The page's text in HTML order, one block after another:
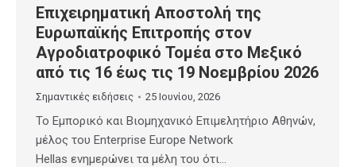
Επιχειρηματική Αποστολή της
Ευρωπαϊκής Επιτροπής στον
Αγροδιατροφικό Τομέα στο Μεξικό
από τις 16 έως τις 19 Νοεμβρίου 2026
Σημαντικές ειδήσεις 25 Ιουνίου, 2026
Το Εμπορικό και Βιομηχανικό Επιμελητήριο Αθηνών,
μέλος του Enterprise Europe Network
Hellas ενημερώνει τα μέλη του ότι…